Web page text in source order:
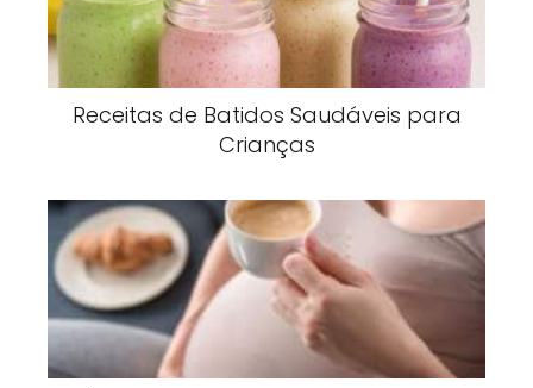
Receitas de Batidos Saudáveis para
Crianças